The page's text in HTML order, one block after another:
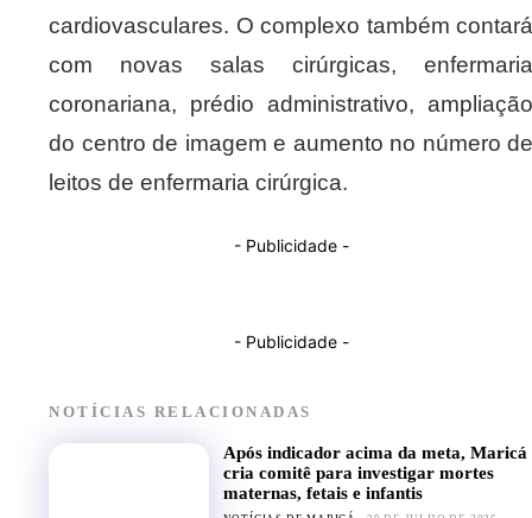
cardiovasculares. O complexo também contará
com novas salas cirúrgicas, enfermaria
coronariana, prédio administrativo, ampliação
do centro de imagem e aumento no número de
leitos de enfermaria cirúrgica.
- Publicidade -
- Publicidade -
NOTÍCIAS RELACIONADAS
Após indicador acima da meta, Maricá
cria comitê para investigar mortes
maternas, fetais e infantis